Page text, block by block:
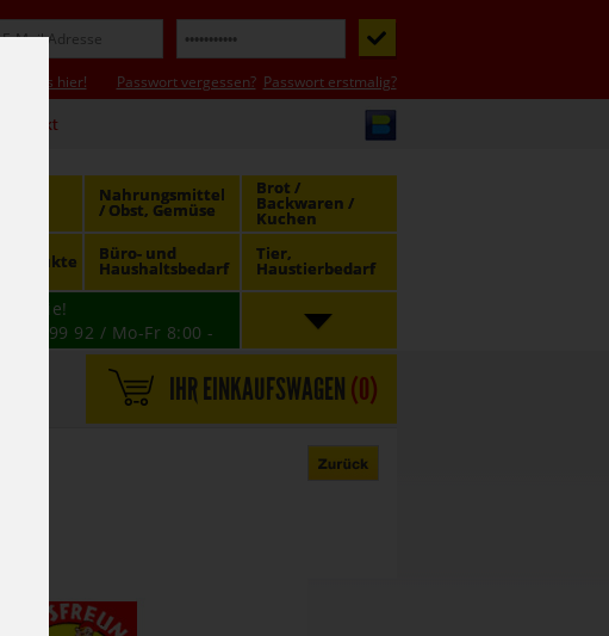
Infos hier! Passwort vergessen? Passwort erstmalig?
Kontakt
Nahrungsmittel
/ Obst, Gemüse
Brot /
Backwaren /
Kuchen
Büro- und
Haushaltsbedarf
Tier,
Haustierbedarf
Sie!
01 599 92 / Mo-Fr 8:00 -
IHR EINKAUFSWAGEN(0)